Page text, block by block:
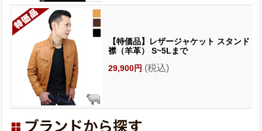
【特価品】レザージャケット スタンド
襟（羊革） S~5Lまで
29,900円 (税込)